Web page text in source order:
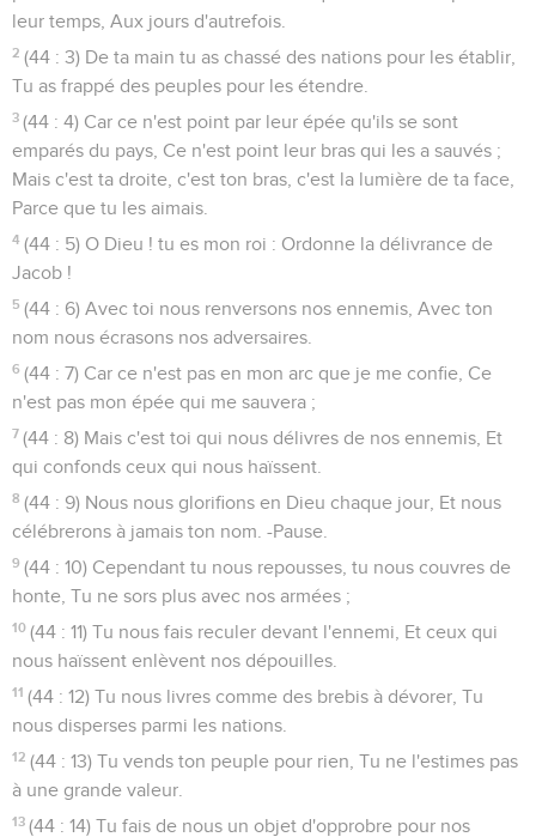
leur temps, Aux jours d'autrefois.
2 (44 : 3) De ta main tu as chassé des nations pour les établir,
Tu as frappé des peuples pour les étendre.
3 (44 : 4) Car ce n'est point par leur épée qu'ils se sont
emparés du pays, Ce n'est point leur bras qui les a sauvés ;
Mais c'est ta droite, c'est ton bras, c'est la lumière de ta face,
Parce que tu les aimais.
4 (44 : 5) O Dieu ! tu es mon roi : Ordonne la délivrance de
Jacob !
5 (44 : 6) Avec toi nous renversons nos ennemis, Avec ton
nom nous écrasons nos adversaires.
6 (44 : 7) Car ce n'est pas en mon arc que je me confie, Ce
n'est pas mon épée qui me sauvera ;
7 (44 : 8) Mais c'est toi qui nous délivres de nos ennemis, Et
qui confonds ceux qui nous haïssent.
8 (44 : 9) Nous nous glorifions en Dieu chaque jour, Et nous
célébrerons à jamais ton nom. -Pause.
9 (44 : 10) Cependant tu nous repousses, tu nous couvres de
honte, Tu ne sors plus avec nos armées ;
10 (44 : 11) Tu nous fais reculer devant l'ennemi, Et ceux qui
nous haïssent enlèvent nos dépouilles.
11 (44 : 12) Tu nous livres comme des brebis à dévorer, Tu
nous disperses parmi les nations.
12 (44 : 13) Tu vends ton peuple pour rien, Tu ne l'estimes pas
à une grande valeur.
13 (44 : 14) Tu fais de nous un objet d'opprobre pour nos